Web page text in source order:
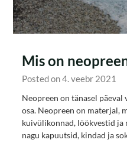
Mis on
Posted on 4. veebr 2021
Neopreen on tänasel
osa. Neopreen on materjal,
kuivülikonnad, löökvestid ja
nagu kapuutsid, kindad ja